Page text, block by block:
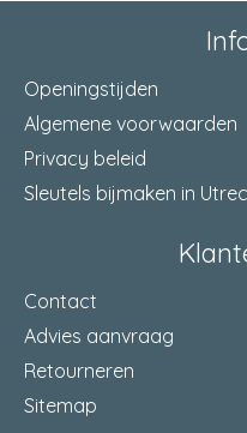
Geleverd inclusief
politiekeurmerk veilig
kleur
materiaal
keurmerk
Openingstijden
Algemene voorwaarden
Privacy beleid
Sleutels bijmaken in
Contact
Advies aanvraag
Retourneren
Sitemap